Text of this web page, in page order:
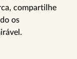
compartilhe
os